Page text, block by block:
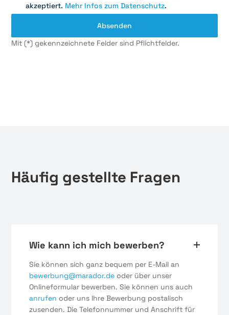
akzeptiert. Mehr Infos zum Datenschutz.
Mit (*) gekennzeichnete Felder sind Pflichtfelder.
Häufig gestellte Fragen
Wie kann ich mich bewerben?
Sie können sich ganz bequem per E-Mail an
bewerbung@marador.de oder über unser
Onlineformular bewerben. Sie können uns auch
anrufen oder uns Ihre Bewerbung postalisch
zusenden. Die Telefonnummer und Anschrift für